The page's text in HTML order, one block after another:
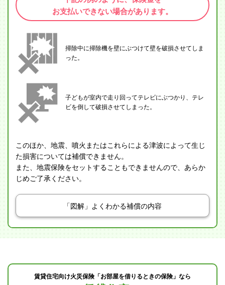
お支払いできない場合があります。
掃除中に掃除機を壁にぶつけて壁を破損させてしま
った。
子どもが室内で走り回ってテレビにぶつかり、テレ
ビを倒して破損させてしまった。
このほか、地震、噴火またはこれらによる津波によって生じ
た損害については補償できません。
また、地震保険をセットすることもできませんので、あらか
じめご了承ください。
「図解」よくわかる補償の内容
賃貸住宅向け火災保険「お部屋を借りるときの保険」なら